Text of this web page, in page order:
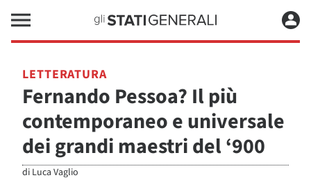
LETTERATURA
Fernando Pessoa? Il più
contemporaneo e universale
dei grandi maestri del ‘900
di Luca Vaglio